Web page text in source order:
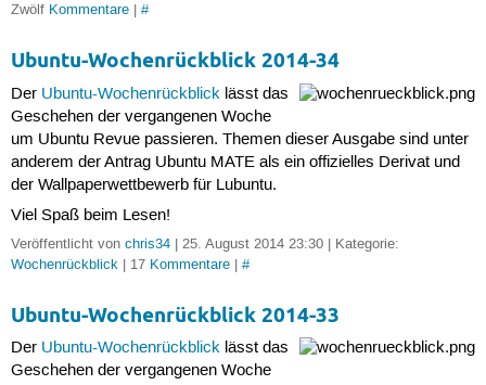
Zwölf Kommentare| #
Ubuntu-Wochenrückblick 2014-34
Der Ubuntu-Wochenrückblicklässt das
Geschehen der vergangenen Woche
um Ubuntu Revue passieren. Themen dieser Ausgabe sind unter
anderem der Antrag Ubuntu MATE als ein offizielles Derivat und
der Wallpaperwettbewerb für Lubuntu.
Viel Spaß beim Lesen!
Veröffentlicht von chris34| 25. August 2014 23:30 | Kategorie:
Wochenrückblick| 17 Kommentare| #
Ubuntu-Wochenrückblick 2014-33
Der Ubuntu-Wochenrückblicklässt das
Geschehen der vergangenen Woche